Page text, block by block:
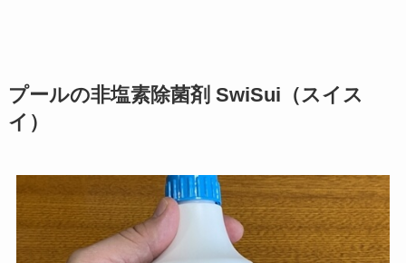
プールの非塩素除菌剤 SwiSui（スイス
イ）